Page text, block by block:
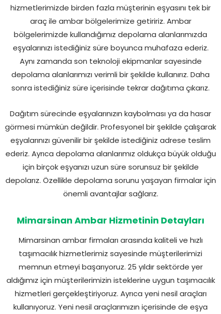
hizmetlerimizde birden fazla müşterinin eşyasını tek bir
araç ile ambar bölgelerimize getiririz. Ambar
bölgelerimizde kullandığımız depolama alanlarımızda
eşyalarınızı istediğiniz süre boyunca muhafaza ederiz.
Aynı zamanda son teknoloji ekipmanlar sayesinde
depolama alanlarımızı verimli bir şekilde kullanırız. Daha
sonra istediğiniz süre içerisinde tekrar dağıtıma çıkarız.
Dağıtım sürecinde eşyalarınızın kaybolması ya da hasar
görmesi mümkün değildir. Profesyonel bir şekilde çalışarak
eşyalarınızı güvenilir bir şekilde istediğiniz adrese teslim
ederiz. Ayrıca depolama alanlarımız oldukça büyük olduğu
için birçok eşyanızı uzun süre sorunsuz bir şekilde
depolarız. Özellikle depolama sorunu yaşayan firmalar için
önemli avantajlar sağlarız.
Mimarsinan Ambar Hizmetinin Detayları
Mimarsinan ambar firmaları arasında kaliteli ve hızlı
taşımacılık hizmetlerimiz sayesinde müşterilerimizi
memnun etmeyi başarıyoruz. 25 yıldır sektörde yer
aldığımız için müşterilerimizin isteklerine uygun taşımacılık
hizmetleri gerçekleştiriyoruz. Ayrıca yeni nesil araçları
kullanıyoruz. Yeni nesil araçlarımızın içerisinde de eşya